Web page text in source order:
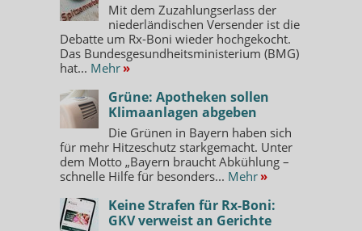
Mit dem Zuzahlungserlass der
niederländischen Versender ist die
Debatte um Rx-Boni wieder hochgekocht.
Das Bundesgesundheitsministerium (BMG)
hat... Mehr »
Grüne: Apotheken sollen
Klimaanlagen abgeben
Die Grünen in Bayern haben sich
für mehr Hitzeschutz starkgemacht. Unter
dem Motto „Bayern braucht Abkühlung –
schnelle Hilfe für besonders... Mehr »
Keine Strafen für Rx-Boni:
GKV verweist an Gerichte